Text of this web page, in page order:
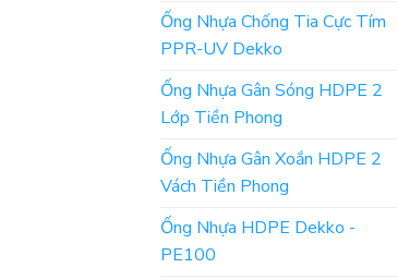
Ống Nhựa Chống Tia Cực Tím
PPR-UV Dekko
Ống Nhựa Gân Sóng HDPE 2
Lớp Tiền Phong
Ống Nhựa Gân Xoắn HDPE 2
Vách Tiền Phong
Ống Nhựa HDPE Dekko -
PE100